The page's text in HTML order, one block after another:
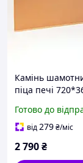
Камінь
піца печі
Готово до
від279₴/міс
2 790₴